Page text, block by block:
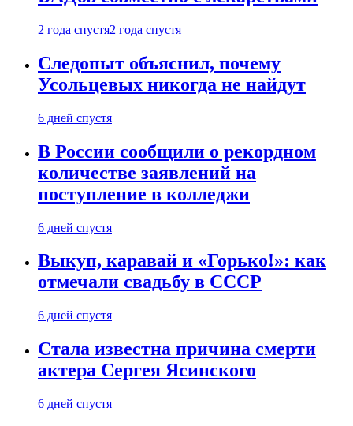
2 года спустя2 года спустя
Следопыт объяснил, почему
Усольцевых никогда не найдут
6 дней спустя
В России сообщили о рекордном
количестве заявлений на
поступление в колледжи
6 дней спустя
Выкуп, каравай и «Горько!»: как
отмечали свадьбу в СССР
6 дней спустя
Стала известна причина смерти
актера Сергея Ясинского
6 дней спустя